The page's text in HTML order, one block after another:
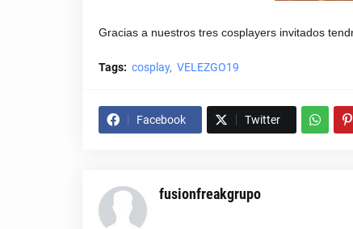
Gracias a nuestros tres cosplayers invitados
Tags: cosplay VELEZGO19
Facebook Twitter
fusionfreakgrupo